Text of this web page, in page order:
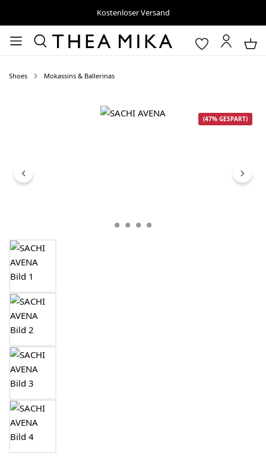
Kostenloser Versand
Shoes Mokassins & Ballerinas
Bildergalerie überspringen
(47% GESPART)